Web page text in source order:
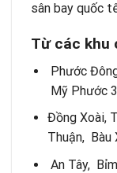
sân bay quốc
Từ các khu
Phước
Mỹ Phước
Đồng Xoài,
Thuận, Bàu
An Tây,